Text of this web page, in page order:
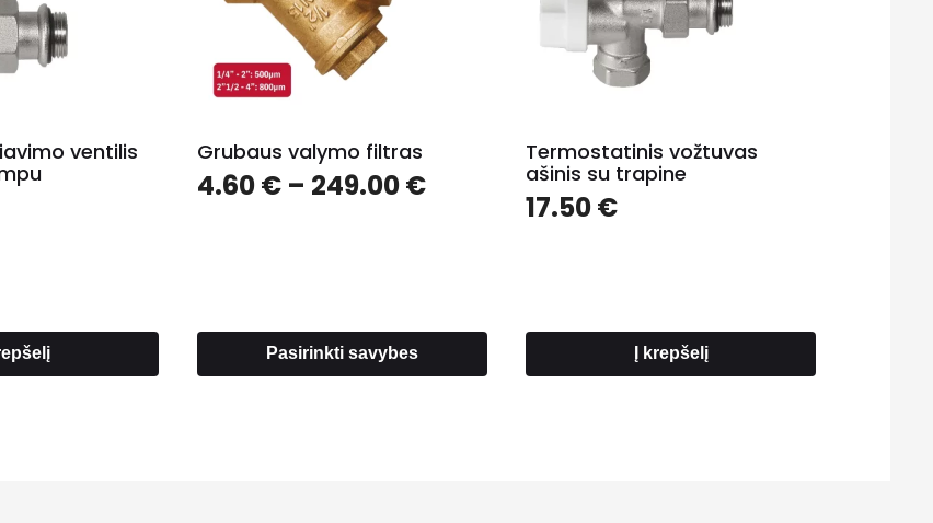
ventilis
Grubaus valymo filtras
4.60€ – 249.00€Price
Pasirinkti savybes
Termostatinis vožtuvas
ašinis su trapine
17.50€
Į krepšelį